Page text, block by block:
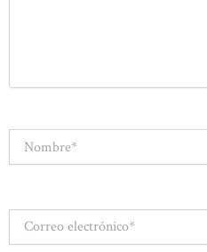
Correo
electrónico*